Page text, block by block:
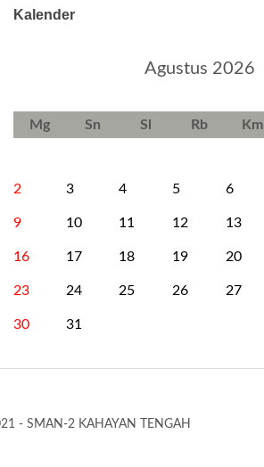
Kalender
Agustus 2026
Mg Sn Sl Rb Km
2 3 4 5 6
9 10 11 12 13
16 17 18 19 20
23 24 25 26 27
30 31
- SMAN-2 KAHAYAN TENGAH